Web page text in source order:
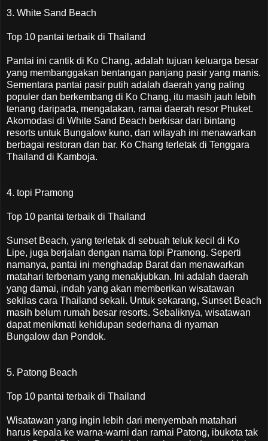
3. White Sand Beach
Top 10 pantai terbaik di Thailand
Pantai ini cantik di Ko Chang, adalah tujuan keluarga besar
yang membanggakan bentangan panjang pasir yang manis.
Sementara pantai pasir putih adalah daerah yang paling
populer dan berkembang di Ko Chang, itu masih jauh lebih
tenang daripada, mengatakan, ramai daerah resor Phuket.
Akomodasi di White Sand Beach berkisar dari bintang
resorts untuk Bungalow kuno, dan wilayah ini menawarkan
berbagai restoran dan bar. Ko Chang terletak di Tenggara
Thailand di Kamboja.
4. topi Pramong
Top 10 pantai terbaik di Thailand
Sunset Beach, yang terletak di sebuah teluk kecil di Ko
Lipe, juga berjalan dengan nama topi Pramong. Seperti
namanya, pantai ini menghadap Barat dan menawarkan
matahari terbenam yang menakjubkan. Ini adalah daerah
yang damai, indah yang akan memberikan wisatawan
sekilas cara Thailand sekali. Untuk sekarang, Sunset Beach
masih belum rumah besar resorts. Sebaliknya, wisatawan
dapat menikmati kehidupan sederhana di nyaman
Bungalow dan Pondok.
5. Patong Beach
Top 10 pantai terbaik di Thailand
Wisatawan yang ingin lebih dari menyembah matahari
harus kepala ke warna-warni dan ramai Patong, ibukota tak